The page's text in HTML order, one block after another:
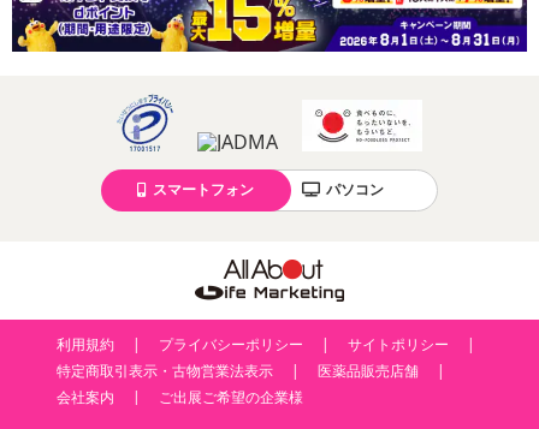
スマートフォン パソコン
利用規約 プライバシーポリシー
サイトポリシー
特定商取引表示・古物営業法表示
医薬品販売店舗
会社案内
ご出展ご希望の企業様